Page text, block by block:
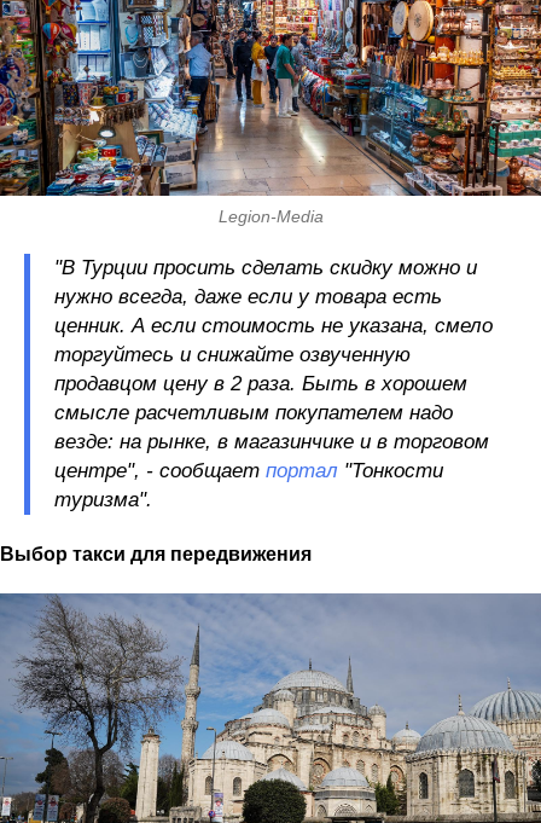
Legion-Media
"В Турции просить сделать скидку можно и
нужно всегда, даже если у товара есть
ценник. А если стоимость не указана, смело
торгуйтесь и снижайте озвученную
продавцом цену в 2 раза. Быть в хорошем
смысле расчетливым покупателем надо
везде: на рынке, в магазинчике и в торговом
центре", - сообщает портал "Тонкости
туризма".
Выбор такси для передвижения